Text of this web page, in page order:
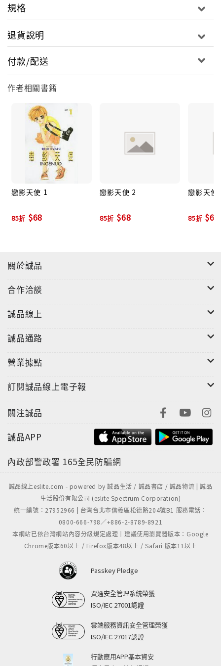
規格
退貨說明
付款/配送
作者相關書籍
戀影天使 1
85折 $68
戀影天使 2
85折 $68
戀影天使
85折 $68
關於誠品
合作洽談
誠品線上
誠品通路
營業據點
訂閱誠品線上電子報
關注誠品
誠品APP
內政部警政署 165全民防騙網
誠品線上eslite.com - powered by 誠品生活 / 誠品書店 / 誠品物流 | 誠品
生活股份有限公司 (eslite Spectrum Corporation)
統一編號：27952966 | 台灣台北市信義區松德路204號B1 服務電話：
0800-666-798／+886-2-8789-8921
本網站已依台灣網站內容分級規定處理｜建議使用瀏覽器版本：Google
Chrome版本60以上 / Firefox版本48以上 / Safari 版本11以上
Passkey Pledge
資通安全管理系統榮獲
ISO/IEC 27001認證
雲端服務資訊安全管理榮獲
ISO/IEC 27017認證
行動應用APP基本資安